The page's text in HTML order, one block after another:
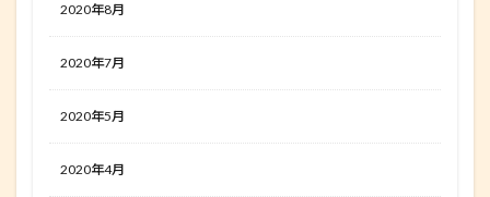
2020年8月
2020年7月
2020年5月
2020年4月